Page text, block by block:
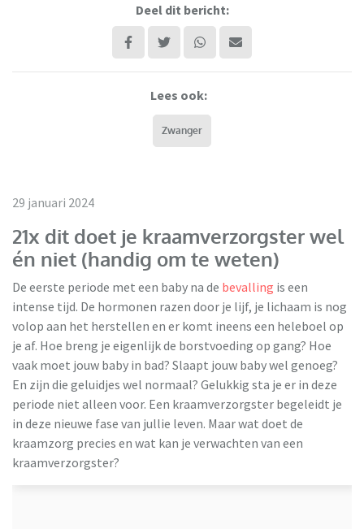
Deel dit bericht:
Lees ook:
Zwanger
29 januari 2024
21x dit doet je kraamverzorgster wel
én niet (handig om te weten)
De eerste periode met een baby na de bevalling is een
intense tijd. De hormonen razen door je lijf, je lichaam is nog
volop aan het herstellen en er komt ineens een heleboel op
je af. Hoe breng je eigenlijk de borstvoeding op gang? Hoe
vaak moet jouw baby in bad? Slaapt jouw baby wel genoeg?
En zijn die geluidjes wel normaal? Gelukkig sta je er in deze
periode niet alleen voor. Een kraamverzorgster begeleidt je
in deze nieuwe fase van jullie leven. Maar wat doet de
kraamzorg precies en wat kan je verwachten van een
kraamverzorgster?